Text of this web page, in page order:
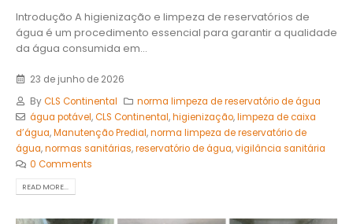
Introdução A higienização e limpeza de reservatórios de
água é um procedimento essencial para garantir a qualidade
da água consumida em...
23 de junho de 2026
ByCLS Continental
norma limpeza de reservatório de água
água potável,CLS Continental,higienização,limpeza de caixa
d’água,Manutenção Predial,norma limpeza de reservatório de
água,normas sanitárias,reservatório de água,vigilância sanitária
0 Comments
READ MORE...